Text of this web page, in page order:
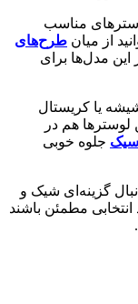
مناسب
از میان طرح‌های
این مدل‌ها برای
یا کریستال
هم در
جلوه خوبی
گزینه‌ای شیک و
مطمئن باشند